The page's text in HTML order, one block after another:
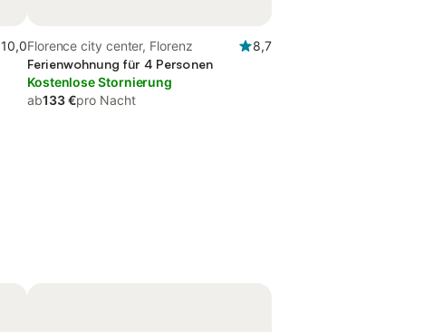
10,0Florence city center, Florenz
8,7
Ferienwohnung für 4 Personen
Kostenlose Stornierung
ab133 €pro Nacht